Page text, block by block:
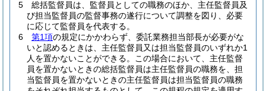
5
総括監督員は、監督員としての職務のほか、主任監督員及
び担当監督員の監督事務の遂行について調整を図り、必要
に応じて監督員を代表する。
6
第1項の規定にかかわらず、委託業務担当部長が必要がな
いと認めるときは、主任監督員又は担当監督員のいずれか1
人を置かないことができる。
この場合において、主任監督
員を置かないときの総括監督員は主任監督員の職務を、担
当監督員を置かないときの主任監督員は担当監督員の職務